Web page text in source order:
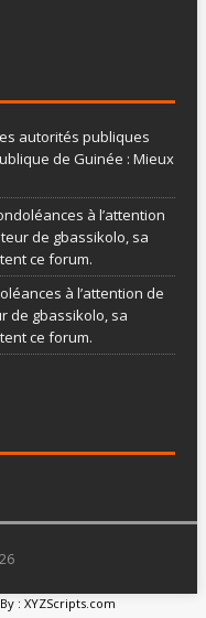
autorités publiques
de Guinée : Mieux
à l’attention
de gbassikolo, sa
ce forum.
à l’attention de
de gbassikolo, sa
ce forum.
: XYZScripts.com